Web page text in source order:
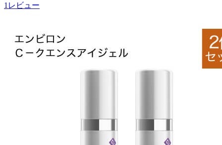
1レビュー